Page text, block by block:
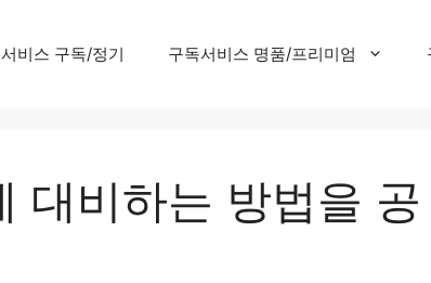
비스 구독/정기 구독서비스 명품/프리미엄
대비하는 방법을 공